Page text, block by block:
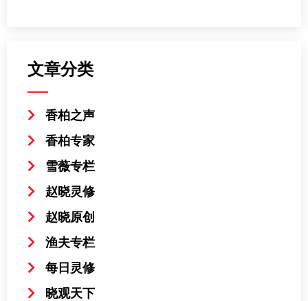
文章分类
香柏之声
香柏专家
雪薇专栏
赵晓灵修
赵晓原创
渔夫专栏
每日灵修
晓观天下